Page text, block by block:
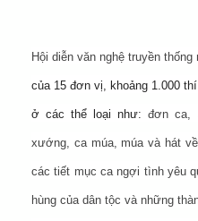
Hội diễn văn nghệ truyền
của 15 đơn vị, khoảng 1.000
ở các thể loại như:đơn ca,
xướng, ca múa, múa và hát
các tiết mục ca ngợi tình yêu
hùng của dân tộc và những